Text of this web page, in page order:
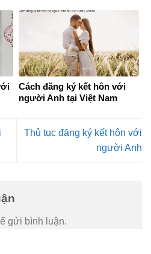
Cách đăng ký kết hôn với
người Anh tại Việt Nam
Thủ tục đăng ký kết hôn với
người Anh
gửi bình luận.